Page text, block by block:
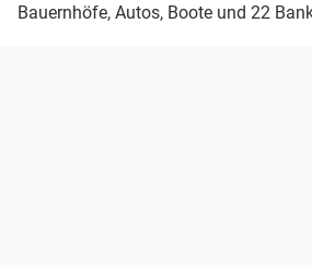
Bauernhöfe, Autos, Boote und 22